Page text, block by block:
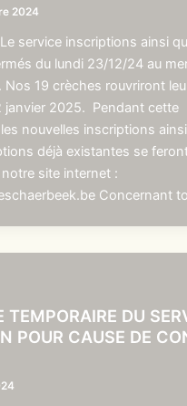
2024
service inscriptions ainsi
du lundi 23/12/24 au
Nos 19 crèches rouvriront
janvier 2025. Pendant cette
nouvelles inscriptions
déjà existantes se
site internet :
Concernant
TEMPORAIRE DU
POUR CAUSE DE